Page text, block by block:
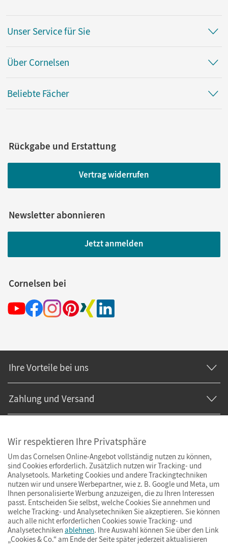
Unser Service für Sie
Über Cornelsen
Beliebte Fächer
Rückgabe und Erstattung
Vertrag widerrufen
Newsletter abonnieren
Jetzt anmelden
Cornelsen bei
Ihre Vorteile bei uns
Zahlung und Versand
ImpressumAGBDatenschutzBarrierefreiheitCookies & Co.
Wir respektieren Ihre Privatsphäre
Um das Cornelsen Online-Angebot vollständig nutzen zu können,
sind Cookies erforderlich. Zusätzlich nutzen wir Tracking- und
Analysetools. Marketing Cookies und andere Trackingtechniken
nutzen wir und unsere Werbepartner, wie z. B. Google und Meta, um
Ihnen personalisierte Werbung anzuzeigen, die zu Ihren Interessen
passt. Entscheiden Sie selbst, welche Cookies Sie annehmen und
welche Tracking- und Analysetechniken Sie akzeptieren. Sie können
auch alle nicht erforderlichen Cookies sowie Tracking- und
Analysetechniken ablehnen. Ihre Auswahl können Sie über den Link
„Cookies & Co.“ am Ende der Seite später jederzeit aktualisieren